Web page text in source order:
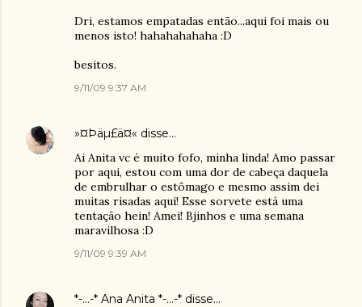
Dri, estamos empatadas então...aqui foi mais ou
menos isto! hahahahahaha :D
besitos.
9/11/09 9:37 AM
»¤Þäµ£ä¤« disse…
Ai Anita vc é muito fofo, minha linda! Amo passar
por aqui, estou com uma dor de cabeça daquela
de embrulhar o estômago e mesmo assim dei
muitas risadas aqui! Esse sorvete está uma
tentação hein! Amei! Bjinhos e uma semana
maravilhosa :D
9/11/09 9:39 AM
*-...-* Ana Anita *-...-* disse…